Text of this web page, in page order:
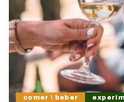
comer \ beber